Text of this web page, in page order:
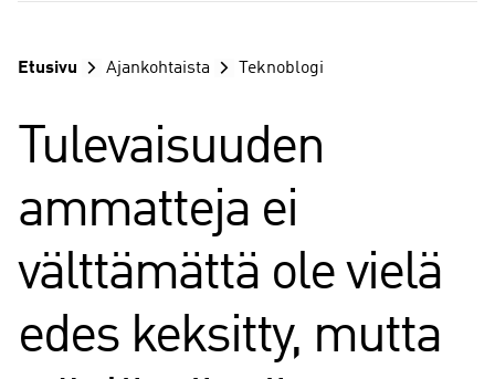
Etusivu Ajankohtaista Teknoblogi
Tulevaisuuden
ammatteja ei
välttämättä ole vielä
edes keksitty, mutta